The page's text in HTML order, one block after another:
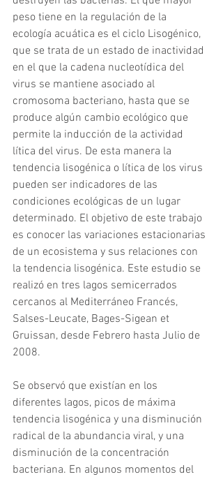
peso tiene en la regulación de la
ecología acuática es el ciclo Lisogénico,
que se trata de un estado de inactividad
en el que la cadena nucleotídica del
virus se mantiene asociado al
cromosoma bacteriano, hasta que se
produce algún cambio ecológico que
permite la inducción de la actividad
lítica del virus. De esta manera la
tendencia lisogénica o lítica de los virus
pueden ser indicadores de las
condiciones ecológicas de un lugar
determinado. El objetivo de este trabajo
es conocer las variaciones estacionarias
de un ecosistema y sus relaciones con
la tendencia lisogénica. Este estudio se
realizó en tres lagos semicerrados
cercanos al Mediterráneo Francés,
Salses-Leucate, Bages-Sigean et
Gruissan, desde Febrero hasta Julio de
2008.
Se observó que existían en los
diferentes lagos, picos de máxima
tendencia lisogénica y una disminución
radical de la abundancia viral, y una
disminución de la concentración
bacteriana. En algunos momentos del